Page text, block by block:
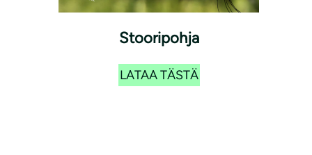
Stooripohja
LATAA TÄSTÄ